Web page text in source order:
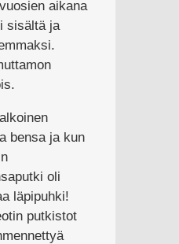
aikana
sisältä ja
bensa ja kun
oli
läpipuhki!
putkistot